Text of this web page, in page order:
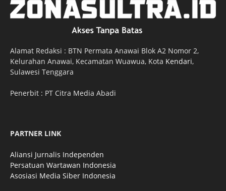
Alamat Redaksi : BTN Permata Anawai Blok A2 Nomor 2,
Kelurahan Anawai, Kecamatan Wuawua, Kota Kendari,
Sulawesi Tenggara
Penerbit : PT Citra Media Abadi
PARTNER LINK
Aliansi Jurnalis Independen
Persatuan Wartawan Indonesia
Asosiasi Media Siber Indonesia